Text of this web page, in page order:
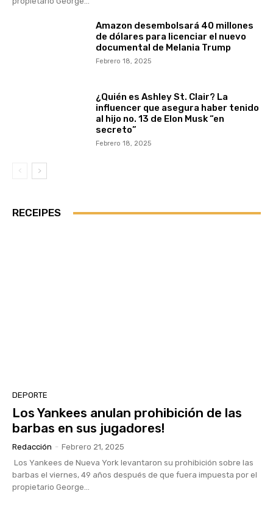
Amazon desembolsará 40 millones
de dólares para licenciar el nuevo
documental de Melania Trump
Febrero 18, 2025
¿Quién es Ashley St. Clair? La
influencer que asegura haber tenido
al hijo no. 13 de Elon Musk “en
secreto”
Febrero 18, 2025
RECEIPES
DEPORTE
Los Yankees anulan prohibición de las
barbas en sus jugadores!
Redacción - Febrero 21, 2025
Los Yankees de Nueva York levantaron su prohibición sobre las
barbas el viernes, 49 años después de que fuera impuesta por el
propietario George...